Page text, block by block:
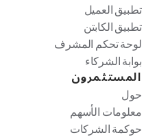
تطبيق العميل
تطبيق الكابتن
لوحة تحكم المشرف
بوابة الشركاء
المستثمرون
حول
معلومات الأسهم
حوكمة الشركات